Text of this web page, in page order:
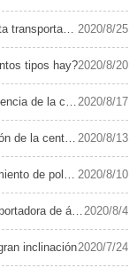
2020/8/25
tipos hay?2020/8/20
transportadora? 2020/8/17
térmica 2020/8/13
de banda 2020/8/10
ángulo grande？ 2020/8/4
inclinación2020/7/24